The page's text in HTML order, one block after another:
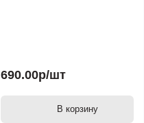
690.00р/шт
В корзину